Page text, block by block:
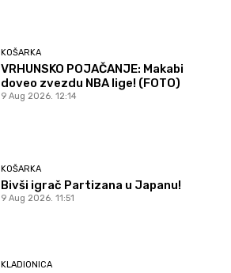
KOŠARKA
VRHUNSKO POJAČANJE: Makabi
doveo zvezdu NBA lige! (FOTO)
9 Aug 2026. 12:14
KOŠARKA
Bivši igrač Partizana u Japanu!
9 Aug 2026. 11:51
KLADIONICA